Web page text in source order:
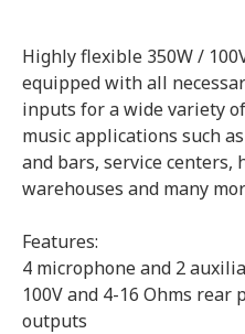
Highly flexible 350W /
equipped with all
inputs for a wide variety
music applications such
and bars, service centers,
warehouses and many
Features:
4 microphone and 2
100V and 4-16 Ohms
outputs